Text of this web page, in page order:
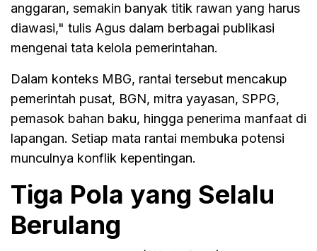
anggaran, semakin banyak titik rawan yang harus
diawasi," tulis Agus dalam berbagai publikasi
mengenai tata kelola pemerintahan.
Dalam konteks MBG, rantai tersebut mencakup
pemerintah pusat, BGN, mitra yayasan, SPPG,
pemasok bahan baku, hingga penerima manfaat di
lapangan. Setiap mata rantai membuka potensi
munculnya konflik kepentingan.
Tiga Pola yang Selalu
Berulang